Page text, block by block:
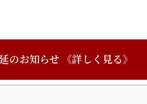
のお知らせ 《詳しく見る》